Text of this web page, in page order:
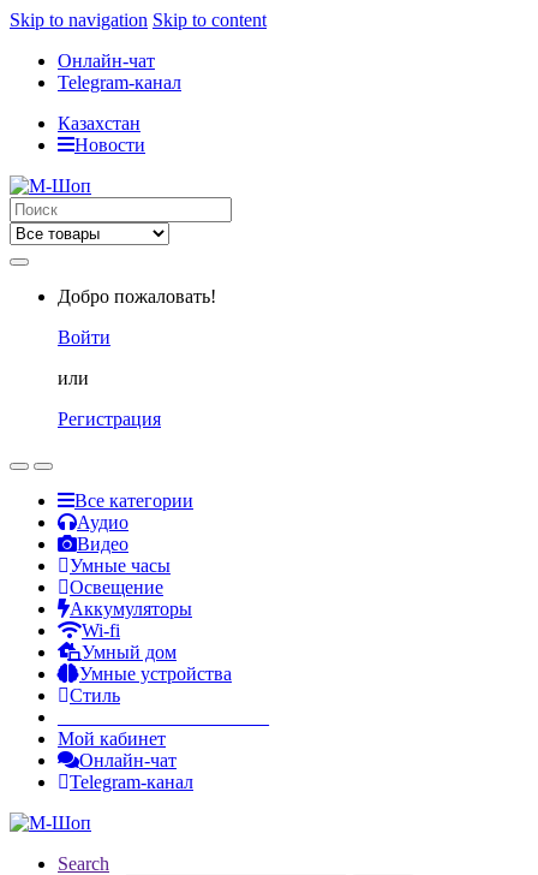
Skip to navigation Skip to content
Онлайн-чат
Telegram-канал
Казахстан
Новости
Search
for:
Добро пожаловать!
Войти
или
Регистрация
Все категории
Аудио
Видео
Умные часы
Освещение
Аккумуляторы
Wi-fi
Умный дом
Умные устройства
Стиль
Мой кабинет
Онлайн-чат
Telegram-канал
Search